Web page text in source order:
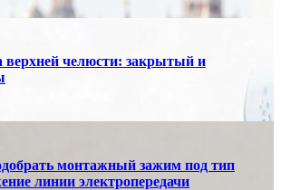
верхней челюсти: закрытый и
монтажный зажим под тип
линии электропередачи